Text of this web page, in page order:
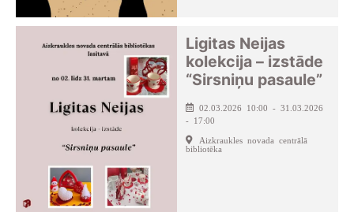
Ligitas Neijas
kolekcija – izstāde
“Sirsniņu pasaule”
02.03.2026 10:00 - 31.03.2026
- 17:00
Aizkraukles novada centrālā
bibliotēka